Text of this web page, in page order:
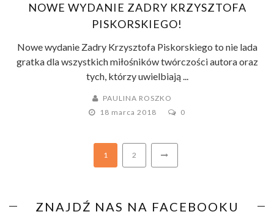
NOWE WYDANIE ZADRY KRZYSZTOFA
PISKORSKIEGO!
Nowe wydanie Zadry Krzysztofa Piskorskiego to nie lada
gratka dla wszystkich miłośników twórczości autora oraz
tych, którzy uwielbiają ...
PAULINA ROSZKO
18 marca 2018
0
1 2
ZNAJDŹ NAS NA FACEBOOKU